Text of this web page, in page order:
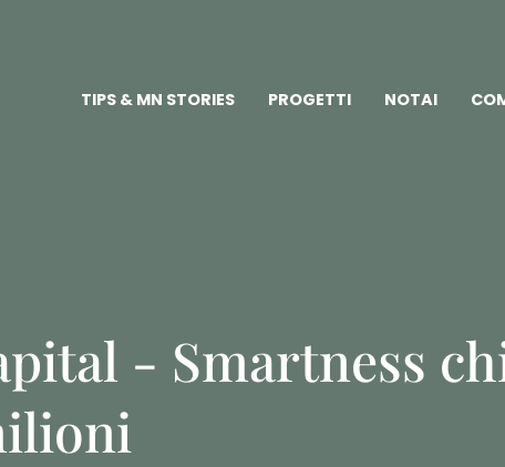
TIPS & MN STORIES PROGETTI NOTAI
- Smartness